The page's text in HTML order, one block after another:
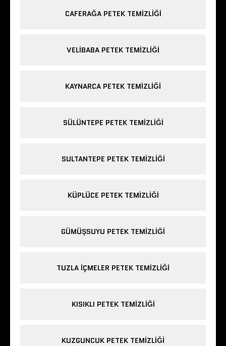
CAFERAĞA PETEK TEMIZLIĞI
VELIBABA PETEK TEMIZLIĞI
KAYNARCA PETEK TEMIZLIĞI
SÜLÜNTEPE PETEK TEMIZLIĞI
SULTANTEPE PETEK TEMIZLIĞI
KÜPLÜCE PETEK TEMIZLIĞI
GÜMÜŞSUYU PETEK TEMIZLIĞI
TUZLA IÇMELER PETEK TEMIZLIĞI
KISIKLI PETEK TEMIZLIĞI
KUZGUNCUK PETEK TEMIZLIĞI